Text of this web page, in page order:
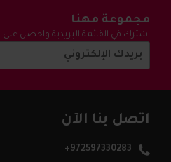
مجموعة مهنا
اشترك في القائمة البريدية واحصل
والتخفيضات !
اتصل بنا الآن
+972597330283